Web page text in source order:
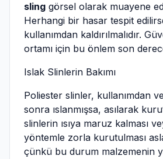
sling görsel olarak muayene
Herhangi bir hasar tespit
kullanımdan kaldırılmalıdır.
ortamı için bu önlem son
Islak Slinlerin Bakımı
Poliester slinler, kullanımdan
sonra ıslanmışsa, asılarak
slinlerin ısıya maruz kalması
yöntemle zorla kurutulması
çünkü bu durum malzemenin